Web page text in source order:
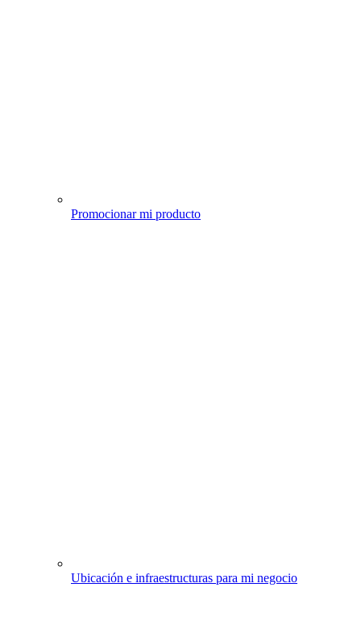
Promocionar mi producto
Ubicación e infraestructuras para mi negocio